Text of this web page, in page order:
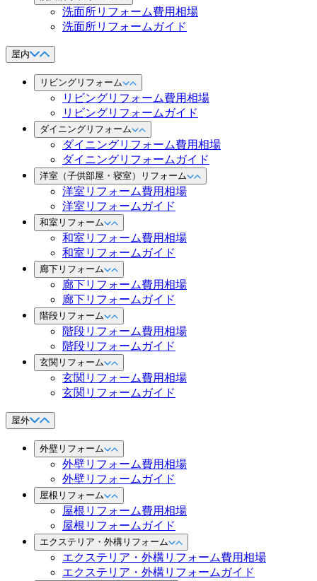
洗面所リフォーム費用相場
洗面所リフォームガイド
屋内
リビングリフォーム
リビングリフォーム費用相場
リビングリフォームガイド
ダイニングリフォーム
ダイニングリフォーム費用相場
ダイニングリフォームガイド
洋室（子供部屋・寝室）リフォーム
洋室リフォーム費用相場
洋室リフォームガイド
和室リフォーム
和室リフォーム費用相場
和室リフォームガイド
廊下リフォーム
廊下リフォーム費用相場
廊下リフォームガイド
階段リフォーム
階段リフォーム費用相場
階段リフォームガイド
玄関リフォーム
玄関リフォーム費用相場
玄関リフォームガイド
屋外
外壁リフォーム
外壁リフォーム費用相場
外壁リフォームガイド
屋根リフォーム
屋根リフォーム費用相場
屋根リフォームガイド
エクステリア・外構リフォーム
エクステリア・外構リフォーム費用相場
エクステリア・外構リフォームガイド